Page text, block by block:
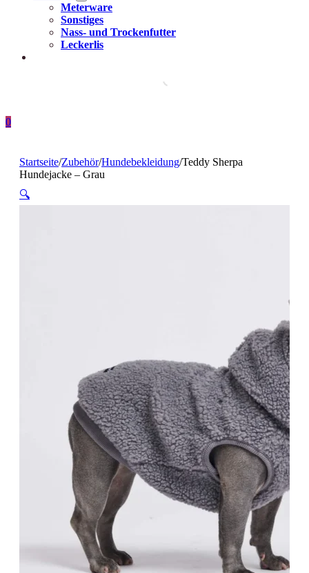
Meterware
Sonstiges
Nass- und Trockenfutter
Leckerlis
0
Startseite/Zubehör/Hundebekleidung/Teddy Sherpa
Hundejacke – Grau
🔍